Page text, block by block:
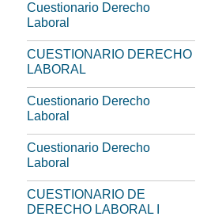
Cuestionario Derecho
Laboral
CUESTIONARIO DERECHO
LABORAL
Cuestionario Derecho
Laboral
Cuestionario Derecho
Laboral
CUESTIONARIO DE
DERECHO LABORAL I